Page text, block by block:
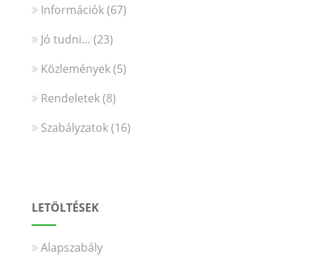
Információk(67)
Jó tudni… (23)
Közlemények(5)
Rendeletek(8)
Szabályzatok(16)
LETÖLTÉSEK
Alapszabály